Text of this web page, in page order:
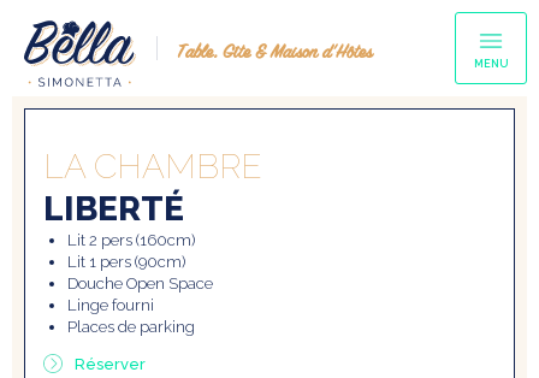
Table, Gîte & Maison d’Hôtes MENU
LA CHAMBRE
LIBERTÉ
Lit 2 pers (160cm)
Lit 1 pers (90cm)
Douche Open Space
Linge fourni
Places de parking
Réserver